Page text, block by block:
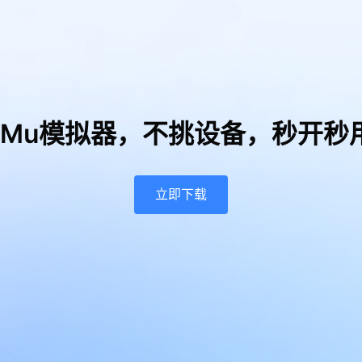
模拟器， 不挑设备，秒开秒
立即下载